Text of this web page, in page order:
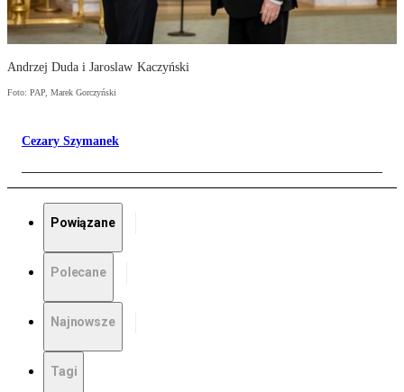
Andrzej Duda i Jaroslaw Kaczyński
Foto: PAP, Marek Gorczyński
Cezary Szymanek
Powiązane
Polecane
Najnowsze
Tagi